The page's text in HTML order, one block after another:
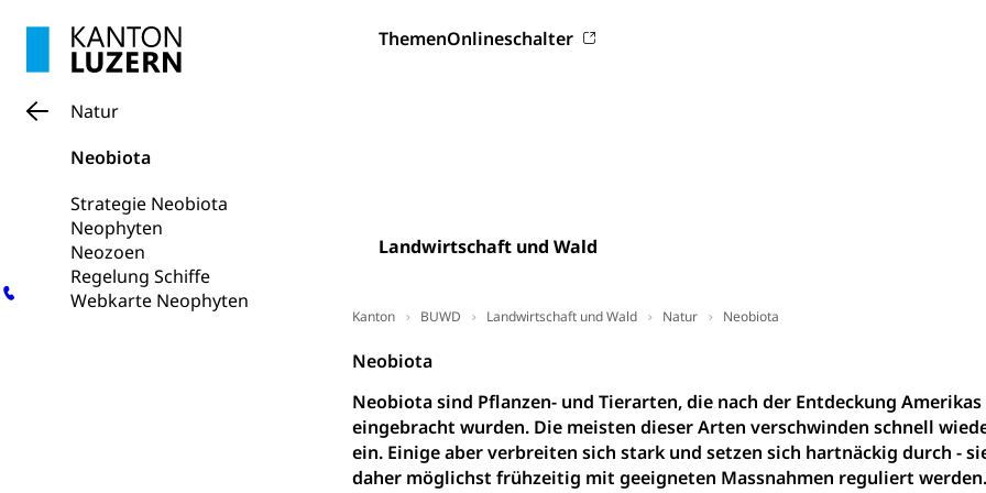
ThemenOnlineschalter
Landwirtschaft und Wald
Natur
Neobiota
Strategie Neobiota
Neophyten
Neozoen
Regelung Schiffe
Webkarte Neophyten
Kanton BUWD Landwirtschaft und Wald Natur Neobiota
Neobiota
Neobiota sind Pflanzen- und Tierarten, die nach der Entdeckung
eingebracht wurden. Die meisten dieser Arten verschwinden schnell
ein. Einige aber verbreiten sich stark und setzen sich hartnäckig durch -
daher möglichst frühzeitig mit geeigneten Massnahmen reguliert werden.
Hunde
Bestattung, Beerdigung, Testament, Erbrecht, Erbschaft, Todesschein,
Wehrpflichtersatz, Wehrpflichtersatzabgabe
Katastrophenschutz, Katastrophenhilfe, Polizei, Feuerwehr, Gesundheitswesen,
Kantonaler Führungsstab
Polizei
Ordnungskräfte, Sicherheit, öffentliche Ordnung
Polizei
Versorgung